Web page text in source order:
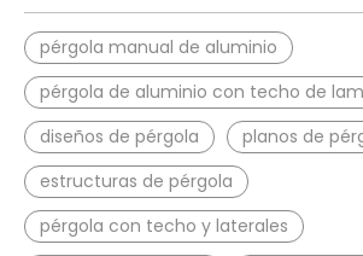
pérgola manual de aluminio
pérgola de aluminio con techo de
diseños de pérgola
planos de
estructuras de pérgola
pérgola con techo y laterales